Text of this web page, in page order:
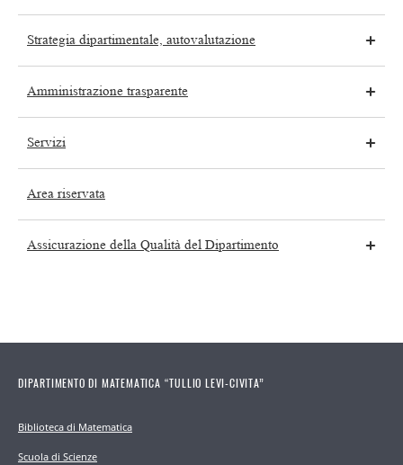
Strategia dipartimentale, autovalutazione
Amministrazione trasparente
Servizi
Area riservata
Assicurazione della Qualità del Dipartimento
DIPARTIMENTO DI MATEMATICA “TULLIO LEVI-CIVITA”
Biblioteca di Matematica
Scuola di Scienze